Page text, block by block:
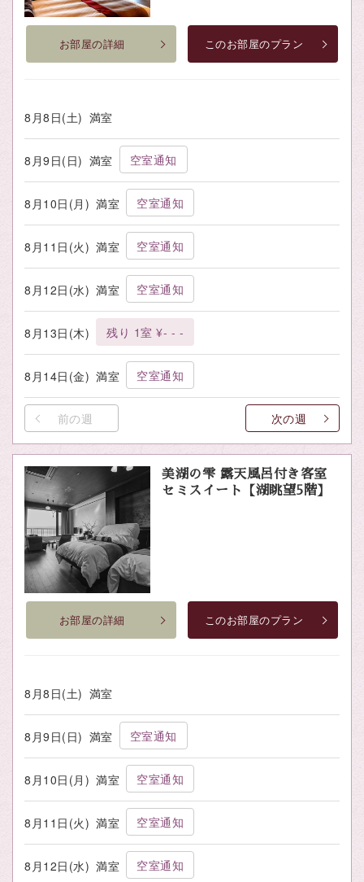
お部屋の詳細 このお部屋のプラン
8月8日(土) 満室
8月9日(日) 満室 空室通知
8月10日(月) 満室 空室通知
8月11日(火) 満室 空室通知
8月12日(水) 満室 空室通知
8月13日(木) 残り 1室 ¥- - -
8月14日(金) 満室 空室通知
前の週 次の週
美湖の雫 露天風呂付き客室
セミスイート【湖眺望5階】
お部屋の詳細 このお部屋のプラン
8月8日(土) 満室
8月9日(日) 満室 空室通知
8月10日(月) 満室 空室通知
8月11日(火) 満室 空室通知
8月12日(水) 満室 空室通知